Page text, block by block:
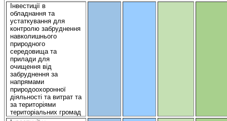
Інвестиціїв
обладнаннята
устаткування для
контролю забруднення
навколишнього
природного
середовищата
приладидля
очищення від
забрудненняза
напрямами
природоохоронної
діяльності та витратта
за територіями
територіальнихгромад